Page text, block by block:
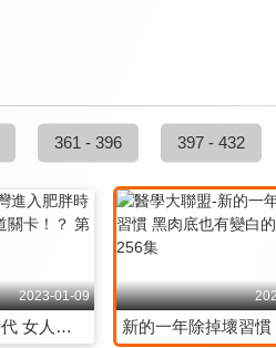
361 - 396 397 - 432
2023-01-09
台灣進入肥胖時代 女人背負了幾道關卡！？ 第255集